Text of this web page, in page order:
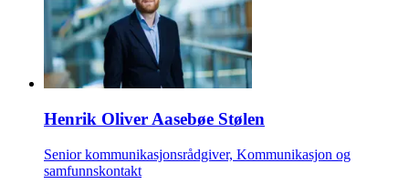
Henrik Oliver Aasebøe Stølen
Senior kommunikasjonsrådgiver, Kommunikasjon og
samfunnskontakt